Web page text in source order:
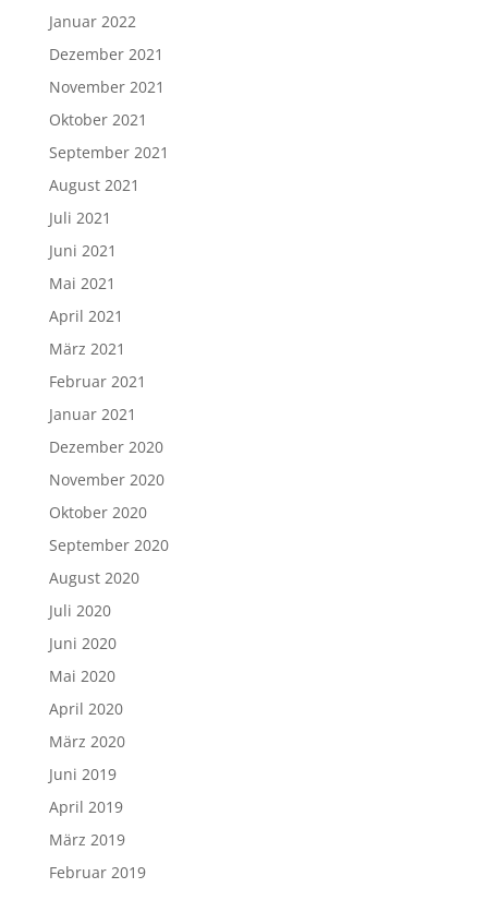
Januar 2022
Dezember 2021
November 2021
Oktober 2021
September 2021
August 2021
Juli 2021
Juni 2021
Mai 2021
April 2021
März 2021
Februar 2021
Januar 2021
Dezember 2020
November 2020
Oktober 2020
September 2020
August 2020
Juli 2020
Juni 2020
Mai 2020
April 2020
März 2020
Juni 2019
April 2019
März 2019
Februar 2019